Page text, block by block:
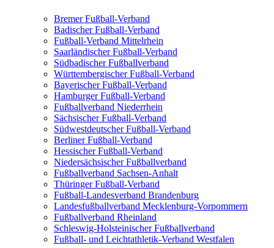
Bremer Fußball-Verband
Badischer Fußball-Verband
Fußball-Verband Mittelrhein
Saarländischer Fußball-Verband
Südbadischer Fußballverband
Württembergischer Fußball-Verband
Bayerischer Fußball-Verband
Hamburger Fußball-Verband
Fußballverband Niederrhein
Sächsischer Fußball-Verband
Südwestdeutscher Fußball-Verband
Berliner Fußball-Verband
Hessischer Fußball-Verband
Niedersächsischer Fußballverband
Fußballverband Sachsen-Anhalt
Thüringer Fußball-Verband
Fußball-Landesverband Brandenburg
Landesfußballverband Mecklenburg-Vorpommern
Fußballverband Rheinland
Schleswig-Holsteinischer Fußballverband
Fußball- und Leichtathletik-Verband Westfalen